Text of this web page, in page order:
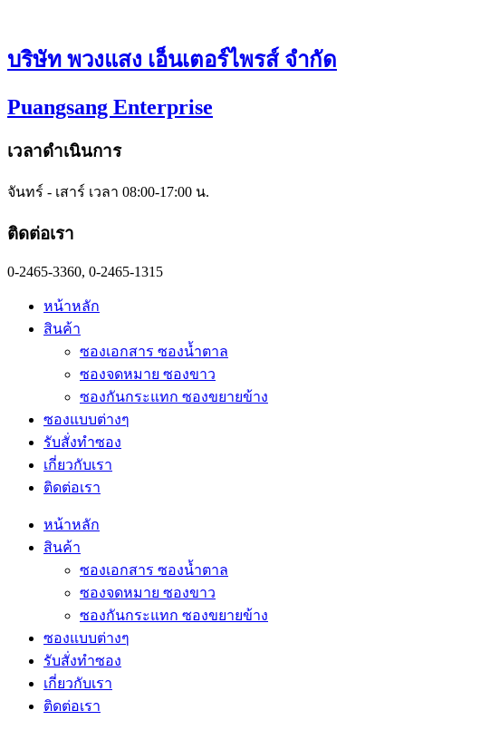
content
บริษัท พวงแสง เอ็นเตอร์ไพรส์ จำกัด
Puangsang Enterprise
เวลาดำเนินการ
จันทร์ - เสาร์ เวลา 08:00-17:00 น.
ติดต่อเรา
0-2465-3360, 0-2465-1315
หน้าหลัก
สินค้า
ซองเอกสาร ซองน้ำตาล
ซองจดหมาย ซองขาว
ซองกันกระแทก ซองขยายข้าง
ซองแบบต่างๆ
รับสั่งทำซอง
เกี่ยวกับเรา
ติดต่อเรา
หน้าหลัก
สินค้า
ซองเอกสาร ซองน้ำตาล
ซองจดหมาย ซองขาว
ซองกันกระแทก ซองขยายข้าง
ซองแบบต่างๆ
รับสั่งทำซอง
เกี่ยวกับเรา
ติดต่อเรา